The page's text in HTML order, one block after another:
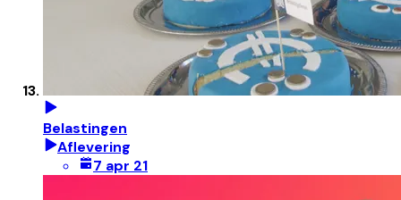
Belastingen
Aflevering
7 apr 21